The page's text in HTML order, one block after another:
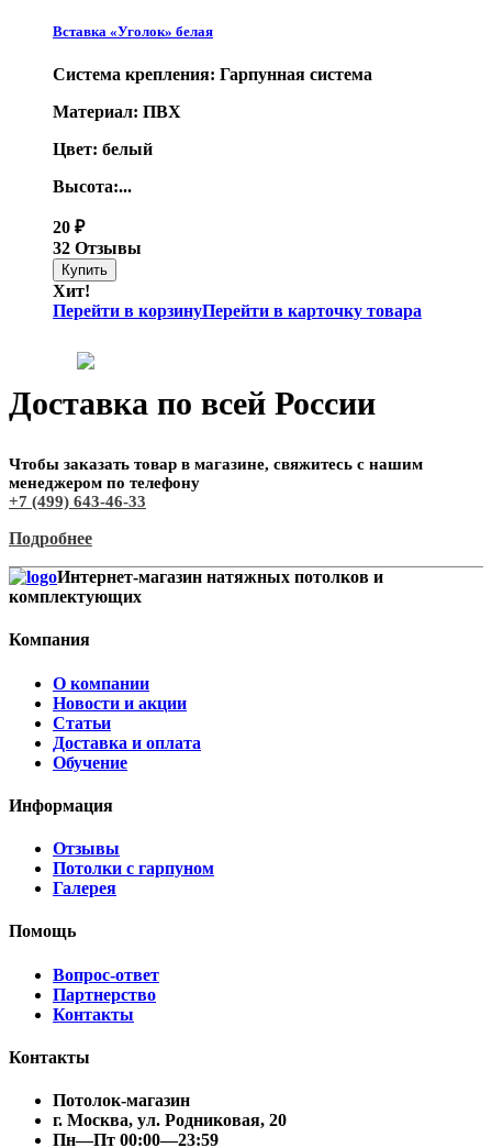
Вставка «Уголок» белая
Система крепления: Гарпунная система
Материал: ПВХ
Цвет: белый
Высота:...
20 ₽
32 Отзывы
Хит!
Перейти в корзинуПерейти в карточку товара
Доставка по всей России
Чтобы заказать товар в магазине, свяжитесь с нашим
менеджером по телефону
+7 (499) 643-46-33
Подробнее
Интернет-магазин натяжных потолков и
комплектующих
Компания
О компании
Новости и акции
Статьи
Доставка и оплата
Обучение
Информация
Отзывы
Потолки с гарпуном
Галерея
Помощь
Вопрос-ответ
Партнерство
Контакты
Контакты
Потолок-магазин
г. Москва, ул. Родниковая, 20
Пн—Пт 00:00—23:59